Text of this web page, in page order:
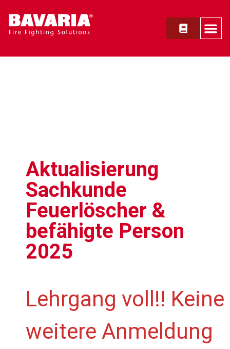
Aktualisierung
Sachkunde
Feuerlöscher &
befähigte Person
2025
Lehrgang voll!! Keine
weitere Anmeldung